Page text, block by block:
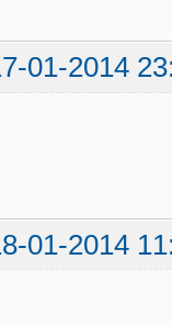
01-2014
01-2014